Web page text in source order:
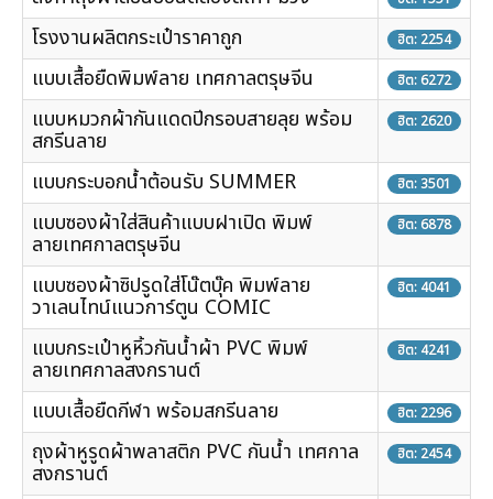
โรงงานผลิตกระเป๋าราคาถูก ฮิต: 2254
แบบเสื้อยืดพิมพ์ลาย เทศกาลตรุษจีน ฮิต: 6272
แบบหมวกผ้ากันแดดปีกรอบสายลุย พร้อม
สกรีนลาย
ฮิต: 2620
แบบกระบอกน้ำต้อนรับ SUMMER ฮิต: 3501
แบบซองผ้าใส่สินค้าแบบฝาเปิด พิมพ์
ลายเทศกาลตรุษจีน
ฮิต: 6878
แบบซองผ้าซิปรูดใส่โน๊ตบุ๊ค พิมพ์ลาย
วาเลนไทน์แนวการ์ตูน COMIC
ฮิต: 4041
แบบกระเป๋าหูหิ้วกันน้ำผ้า PVC พิมพ์
ลายเทศกาลสงกรานต์
ฮิต: 4241
แบบเสื้อยืดกีฬา พร้อมสกรีนลาย ฮิต: 2296
ถุงผ้าหูรูดผ้าพลาสติก PVC กันน้ำ เทศกาล
สงกรานต์
ฮิต: 2454